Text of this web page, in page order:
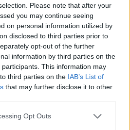
Please note that after your
you may continue seeing
on personal information utilized by
disclosed to third parties prior to
opt-out of the further
information by third parties on the
participants. This information may
third parties on the IAB’s List of
that may further disclose it to other
Opt Outs